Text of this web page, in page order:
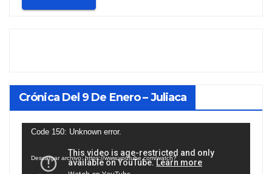
Crónica Del 9 De Enero – Juliaca
Reproductor
vídeo
Code 150: Unknown error.
Descargar archivo: https://www.youtube.com/watch?